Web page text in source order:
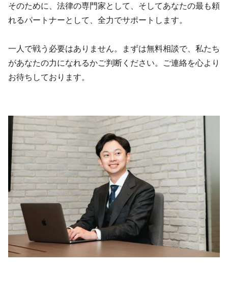
そのために、法律の専門家として、そしてあなたの最も頼
れるパートナーとして、全力でサポートします。
一人で戦う必要はありません。まずは無料相談で、私たち
があなたの力になれるかご判断ください。ご連絡を心より
お待ちしております。